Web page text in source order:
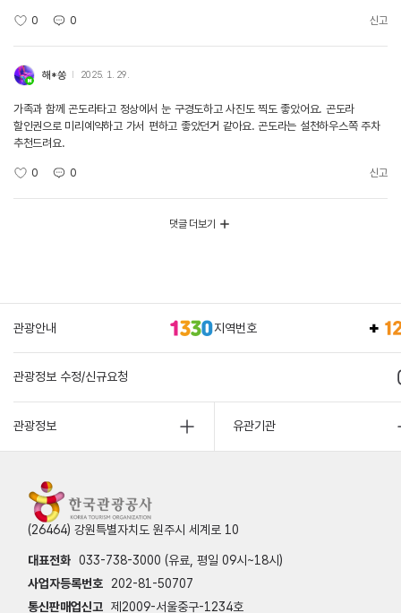
0 0 신고
해*쏭 2025. 1. 29.
가족과 함께 곤도라타고 정상에서 눈 구경도하고 사진도 찍도 좋았어요. 곤도라
할인권으로 미리예약하고 가서 편하고 좋았던거 같아요. 곤도라는 설천하우스쪽 주차
추천드려요.
0 0 신고
댓글 더보기
관광안내 지역번호
관광정보 수정/신규요청
관광정보 유관기관
(26464) 강원특별자치도 원주시 세계로 10
대표전화 033-738-3000 (유료, 평일 09시~18시)
사업자등록번호
202-81-50707
통신판매업신고 제2009-서울중구-1234호